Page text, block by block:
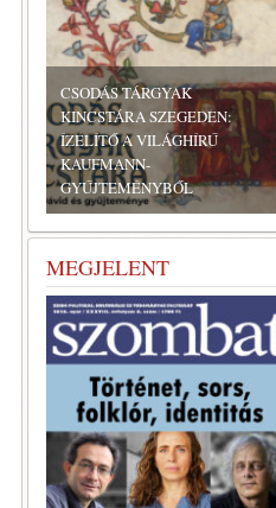
CSODÁS TÁRGYAK
KINCSTÁRA SZEGEDEN:
ÍZELÍTŐ A VILÁGHÍRŰ
KAUFMANN-
GYŰJTEMÉNYBŐL
MEGJELENT